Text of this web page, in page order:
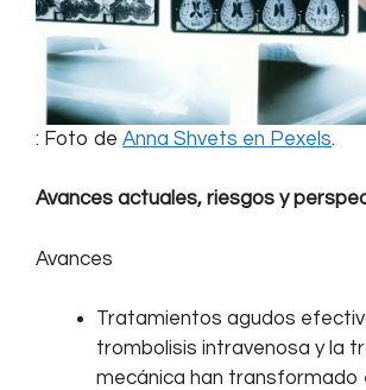
: Foto de Anna Shvets en Pexels.
Avances actuales, riesgos y
Avances
Tratamientos agudos
trombolisis intravenosa y la
mecánica han transformado